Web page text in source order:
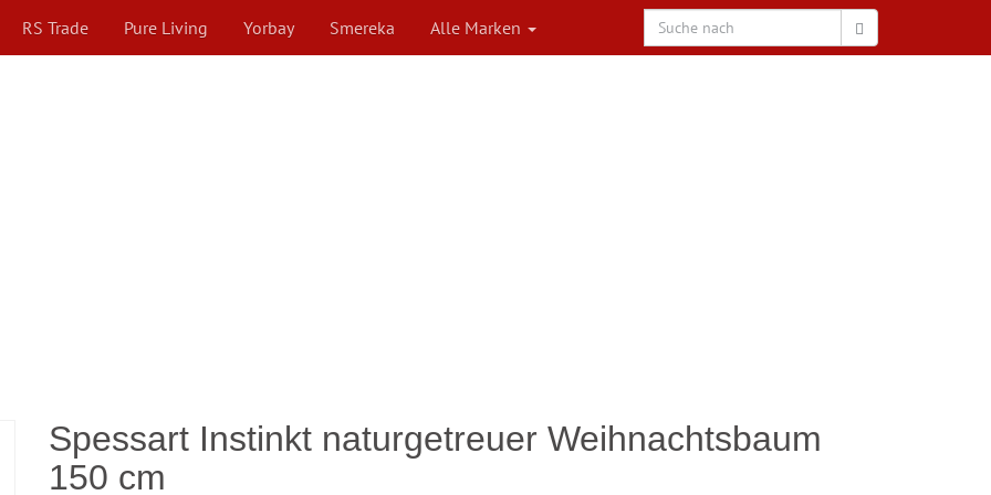
RS Trade Pure Living Yorbay Smereka Alle Marken
Spessart Instinkt naturgetreuer Weihnachtsbaum
150 cm